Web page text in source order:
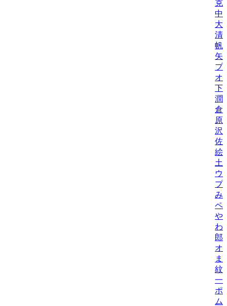
克
中
大
清
帆/
矢
プ
オ
下
潤/
倉
原
沢
佐
絵/
土
ウ
プ
み/
ペ/
や
わ
郎
オ
ま
紋/
一
ポ
ム